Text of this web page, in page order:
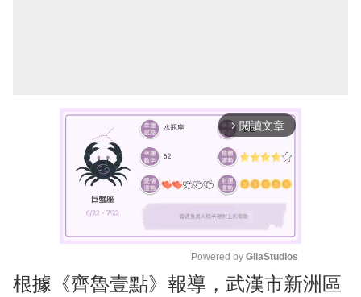
arrow_forward_ios 閱讀文章
M
Powered by GliaStudios
根據《齊魯壹點》報導，武漢市新洲區